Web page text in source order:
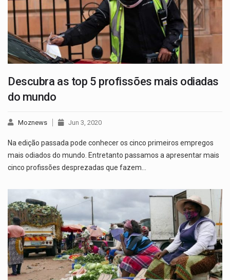
Descubra as top 5 profissões mais odiadas
do mundo
Moznews Jun 3, 2020
Na edição passada pode conhecer os cinco primeiros empregos
mais odiados do mundo. Entretanto passamos a apresentar mais
cinco profissões desprezadas que fazem…